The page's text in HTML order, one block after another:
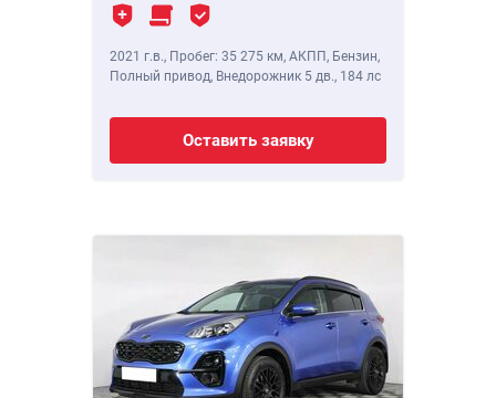
2021 г.в., Пробег: 35 275 км, АКПП, Бензин,
Полный привод, Внедорожник 5 дв., 184 лс
Оставить заявку